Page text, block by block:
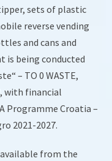
sets of plastic
reverse vending
and cans and
is being conducted
– TO 0 WASTE,
with financial
Programme Croatia –
2021-2027.
from the